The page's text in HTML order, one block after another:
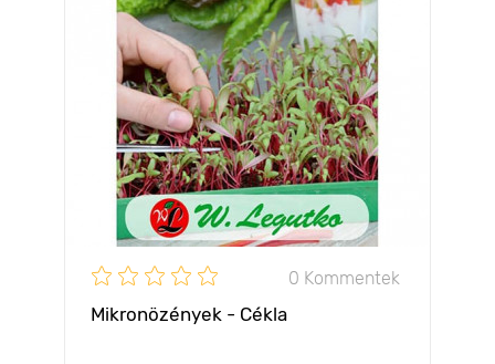
0 Kommentek
Mikronözények - Cékla